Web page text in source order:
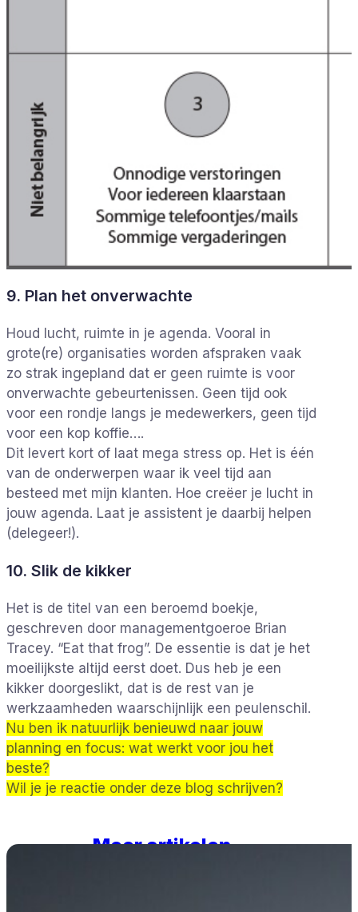
9. Plan het onverwachte
Houd lucht, ruimte in je agenda. Vooral in
grote(re) organisaties worden afspraken vaak
zo strak ingepland dat er geen ruimte is voor
onverwachte gebeurtenissen. Geen tijd ook
voor een rondje langs je medewerkers, geen tijd
voor een kop koffie….
Dit levert kort of laat mega stress op. Het is één
van de onderwerpen waar ik veel tijd aan
besteed met mijn klanten. Hoe creëer je lucht in
jouw agenda. Laat je assistent je daarbij helpen
(delegeer!).
10. Slik de kikker
Het is de titel van een beroemd boekje,
geschreven door managementgoeroe Brian
Tracey. “Eat that frog”. De essentie is dat je het
moeilijkste altijd eerst doet. Dus heb je een
kikker doorgeslikt, dat is de rest van je
werkzaamheden waarschijnlijk een peulenschil.
Nu ben ik natuurlijk benieuwd naar jouw
planning en focus: wat werkt voor jou het
beste?
Wil je je reactie onder deze blog schrijven?
Meer artikelen